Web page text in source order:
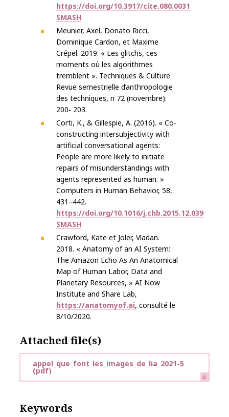
https://doi.org/10.3917/cite.080.0031
SMASH.
Meunier, Axel, Donato Ricci,
Dominique Cardon, et Maxime
Crépel. 2019. « Les glitchs, ces
moments où les algorithmes
tremblent ». Techniques & Culture.
Revue semestrielle d’anthropologie
des techniques, n 72 (novembre):
200‐ 203.
Corti, K., & Gillespie, A. (2016). « Co-
constructing intersubjectivity with
artificial conversational agents:
People are more likely to initiate
repairs of misunderstandings with
agents represented as human. »
Computers in Human Behavior, 58,
431–442.
https://doi.org/10.1016/j.chb.2015.12.039
SMASH
Crawford, Kate et Joler, Vladan.
2018. « Anatomy of an AI System:
The Amazon Echo As An Anatomical
Map of Human Labor, Data and
Planetary Resources, » AI Now
Institute and Share Lab,
https://anatomyof.ai, consulté le
8/10/2020.
Attached file(s)
appel_que_font_les_images_de_lia_2021-5
(pdf)
Keywords